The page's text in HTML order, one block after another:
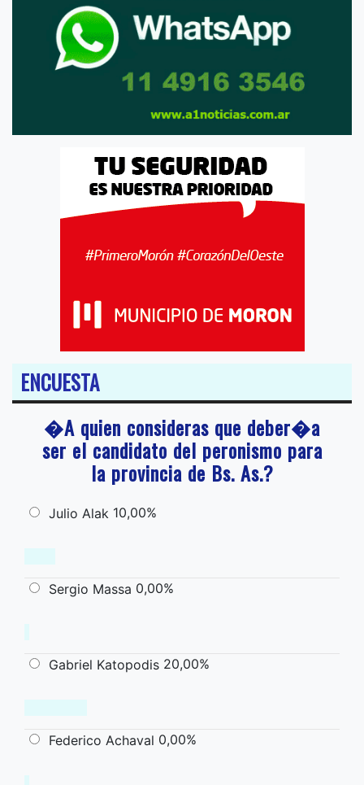
ENCUESTA
�A quien consideras que deber�a
ser el candidato del peronismo para
la provincia de Bs. As.?
Julio Alak 10,00%
Sergio Massa 0,00%
Gabriel Katopodis 20,00%
Federico Achaval 0,00%